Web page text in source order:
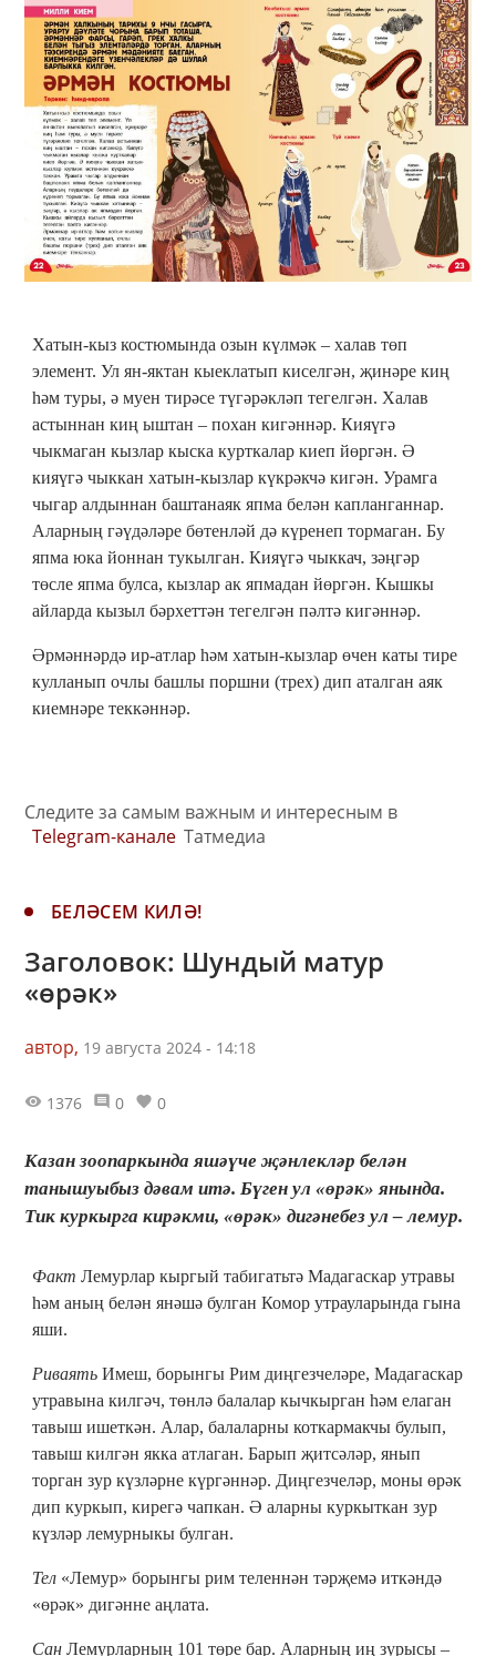
Хатын-кыз костюмында озын күлмәк – халав төп
элемент. Ул ян-яктан кыеклатып киселгән, җинәре киң
һәм туры, ә муен тирәсе түгәрәкләп тегелгән. Халав
астыннан киң ыштан – похан кигәннәр. Кияүгә
чыкмаган кызлар кыска курткалар киеп йөргән. Ә
кияүгә чыккан хатын-кызлар күкрәкчә кигән. Урамга
чыгар алдыннан баштанаяк япма белән капланганнар.
Аларның гәүдәләре бөтенләй дә күренеп тормаган. Бу
япма юка йоннан тукылган. Кияүгә чыккач, зәңгәр
төсле япма булса, кызлар ак япмадан йөргән. Кышкы
айларда кызыл бәрхеттән тегелгән пәлтә кигәннәр.
Әрмәннәрдә ир-атлар һәм хатын-кызлар өчен каты тире
кулланып очлы башлы поршни (трех) дип аталган аяк
киемнәре теккәннәр.
Следите за самым важным и интересным в
Telegram-канале Татмедиа
БЕЛӘСЕМ КИЛӘ!
Заголовок: Шундый матур
«өрәк»
автор, 19 августа 2024 - 14:18
1376 0 0
Казан зоопаркында яшәүче җәнлекләр белән
танышуыбыз дәвам итә. Бүген ул «өрәк» янында.
Тик куркырга кирәкми, «өрәк» дигәнебез ул – лемур.
Факт Лемурлар кыргый табигатьтә Мадагаскар утравы
һәм аның белән янәшә булган Комор утрауларында гына
яши.
Риваять Имеш, борынгы Рим диңгезчеләре, Мадагаскар
утравына килгәч, төнлә балалар кычкырган һәм елаган
тавыш ишеткән. Алар, балаларны коткармакчы булып,
тавыш килгән якка атлаган. Барып җитсәләр, янып
торган зур күзләрне күргәннәр. Диңгезчеләр, моны өрәк
дип куркып, кирегә чапкан. Ә аларны куркыткан зур
күзләр лемурныкы булган.
Тел «Лемур» борынгы рим теленнән тәрҗемә иткәндә
«өрәк» дигәнне аңлата.
Сан Лемурларның 101 төре бар. Аларның иң зурысы –